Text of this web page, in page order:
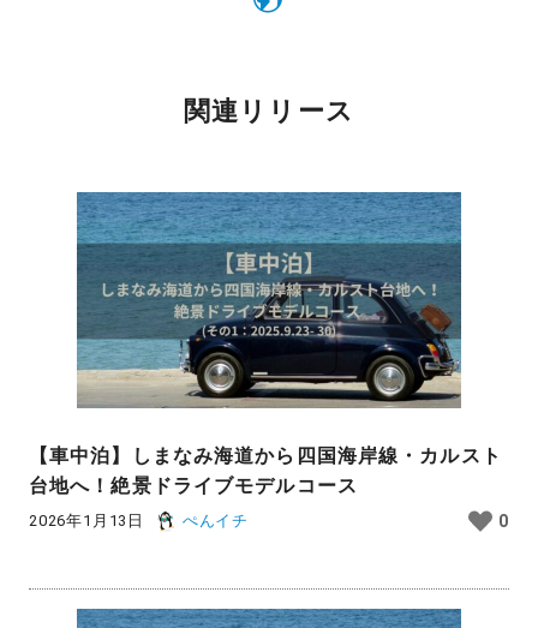
関連リリース
【車中泊】しまなみ海道から四国海岸線・カルスト
台地へ！絶景ドライブモデルコース
2026年1月13日 ぺんイチ 0